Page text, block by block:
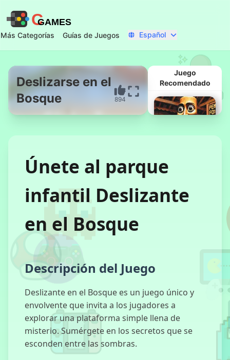
CGAMES
Más Categorías Guías de Juegos Español
Comenzar Ahora
Deslizarse en el
Bosque
894
Juego
Recomendado
Tung Sahur
Sprunki
Únete al parque
infantil Deslizante
en el Bosque
Descripción del Juego
Deslizante en el Bosque es un juego único y
envolvente que invita a los jugadores a
explorar una plataforma simple llena de
misterio. Sumérgete en los secretos que se
esconden entre las sombras.